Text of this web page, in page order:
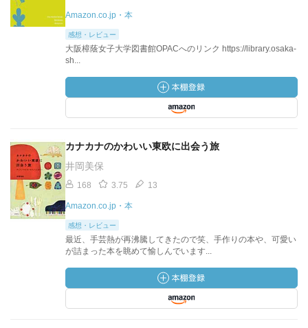
Amazon.co.jp・本
感想・レビュー
大阪樟蔭女子大学図書館OPACへのリンク https://library.osaka-
sh...
カナカナのかわいい東欧に出会う旅
井岡美保
168 3.75 13
Amazon.co.jp・本
感想・レビュー
最近、手芸熱が再沸騰してきたので笑、手作りの本や、可愛い
が詰まった本を眺めて愉しんでいます...